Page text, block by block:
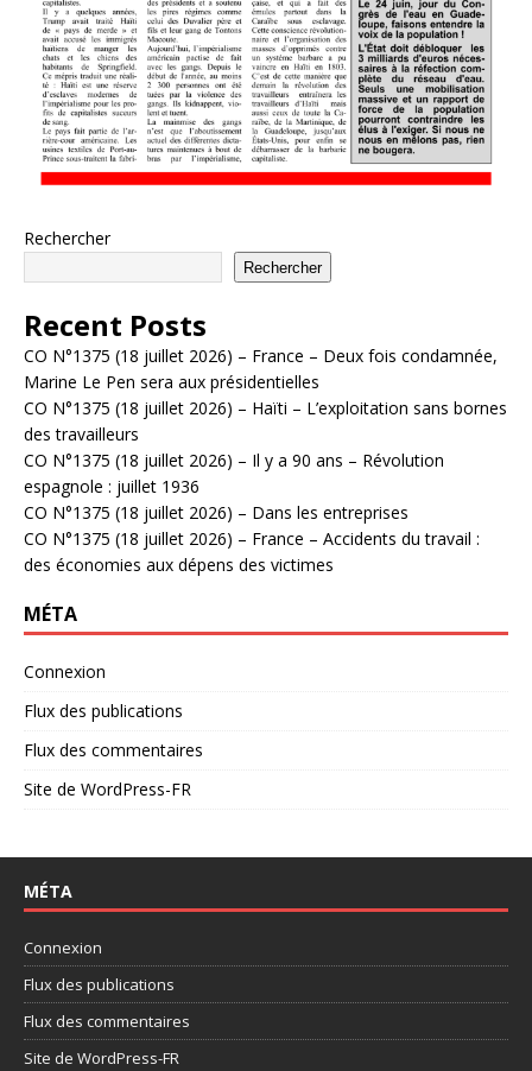
Rechercher
Rechercher
Recent Posts
CO N°1375 (18 juillet 2026) – France – Deux fois condamnée,
Marine Le Pen sera aux présidentielles
CO N°1375 (18 juillet 2026) – Haïti – L’exploitation sans bornes
des travailleurs
CO N°1375 (18 juillet 2026) – Il y a 90 ans – Révolution
espagnole : juillet 1936
CO N°1375 (18 juillet 2026) – Dans les entreprises
CO N°1375 (18 juillet 2026) – France – Accidents du travail :
des économies aux dépens des victimes
MÉTA
Connexion
Flux des publications
Flux des commentaires
Site de WordPress-FR
MÉTA
Connexion
Flux des publications
Flux des commentaires
Site de WordPress-FR